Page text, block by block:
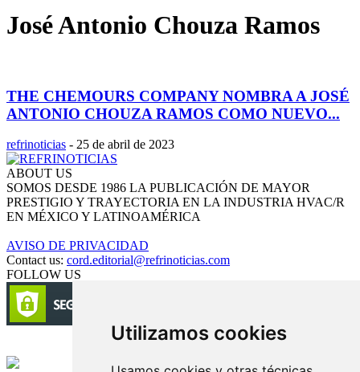
Utilizamos cookies
José Antonio Chouza Ramos
THE CHEMOURS COMPANY NOMBRA A JOSÉ
ANTONIO CHOUZA RAMOS COMO NUEVO...
refrinoticias - 25 de abril de 2023
ABOUT US
SOMOS DESDE 1986 LA PUBLICACIÓN DE MAYOR
PRESTIGIO Y TRAYECTORIA EN LA INDUSTRIA HVAC/R
EN MÉXICO Y LATINOAMÉRICA
AVISO DE PRIVACIDAD
Contact us: cord.editorial@refrinoticias.com
FOLLOW US